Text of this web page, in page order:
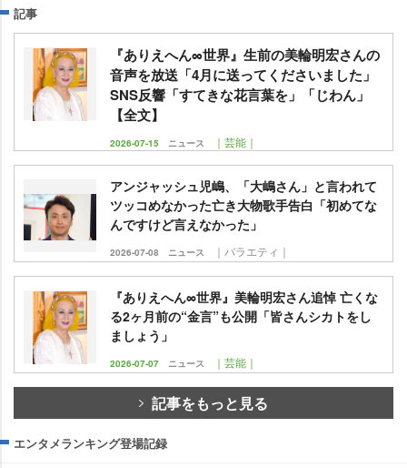
記事
『ありえへん∞世界』生前の美輪明宏さんの
音声を放送「4月に送ってくださいました」
SNS反響「すてきな花言葉を」「じわん」
【全文】
2026-07-15 ニュース ｜芸能｜
アンジャッシュ児嶋、「大嶋さん」と言われて
ツッコめなかった亡き大物歌手告白「初めてな
んですけど言えなかった」
2026-07-08 ニュース ｜バラエティ｜
『ありえへん∞世界』美輪明宏さん追悼 亡くな
る2ヶ月前の“金言”も公開「皆さんシカトをし
ましょう」
2026-07-07 ニュース ｜芸能｜
記事をもっと見る
エンタメランキング登場記録